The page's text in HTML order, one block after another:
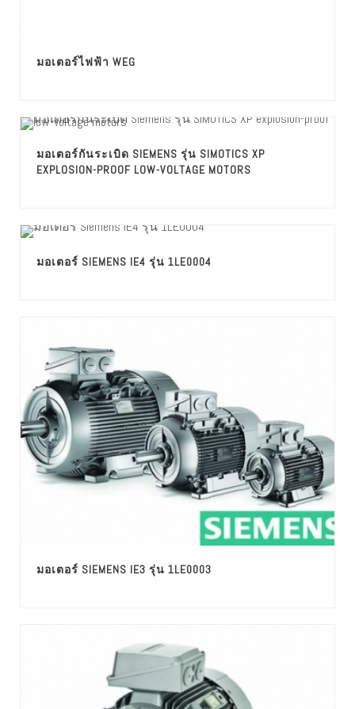
มอเตอร์ไฟฟ้า WEG
มอเตอร์กันระเบิด SIEMENS รุ่น SIMOTICS XP
EXPLOSION-PROOF LOW-VOLTAGE MOTORS
มอเตอร์ SIEMENS IE4 รุ่น 1LE0004
มอเตอร์ SIEMENS IE3 รุ่น 1LE0003